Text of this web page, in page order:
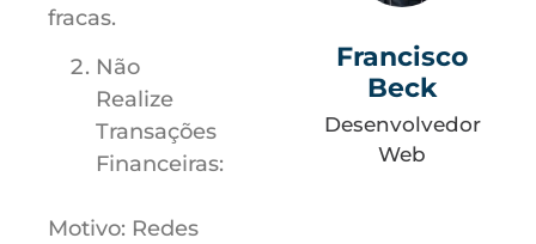
fracas.
Não
Realize
Transações
Financeiras:
Motivo: Redes
Francisco
Beck
Desenvolvedor
Web